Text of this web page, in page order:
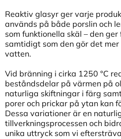
Reaktiv glasyr ger varje
används på både porslin och
som funktionella skäl – den
samtidigt som den gör det
vatten.
Vid bränning i cirka 1250 °C
beståndsdelar på värmen på
naturliga skiftningar i färg
porer och prickar på ytan kan
Dessa variationer är en
tillverkningsprocessen och
unika uttryck som vi